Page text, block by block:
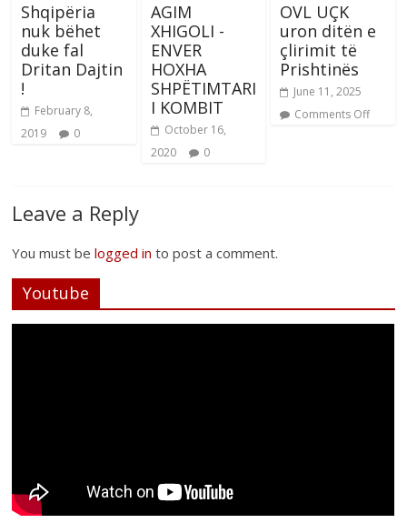
Shqipëria
nuk bëhet
duke fal
Dritan Dajtin
!
February 8,
2019
0
AGIM
XHIGOLI -
ENVER
HOXHA
SHPËTIMTARI
I KOMBIT
October 16,
2020
0
OVL UÇK
uron ditën e
çlirimit të
Prishtinës
June 11, 2025
Comments Off
Leave a Reply
You must belogged in to post a comment.
Youtube